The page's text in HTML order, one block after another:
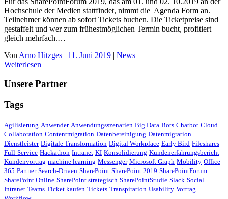
Hochschule der Medien stattfindet, nimmt die Agenda Form an.
Teilnehmer können ab sofort Tickets buchen. Die Ticketpreise sind
gestaffelt und wer zum frühestmöglichen Termin bucht, profitiert
gleich mehrfach.…
Von Arno Hitzges | 11. Juni 2019 | News |
Weiterlesen
Unsere Partner
Tags
Agilisierung Anwender Anwendungsszenarien Big Data Bots Chatbot Cloud
Collaboration Contentmigration Datenbereinigung Datenmigration
Dienstleister Digitale Transformation Digital Workplace Early Bird Fileshares
Full-Service Hackathon Intranet KI Konsolidierung Kundenerfahrungsbericht
Kundenvortrag machine learning Messenger Microsoft Graph Mobility Office
365 Partner Search-Driven SharePoint SharePoint 2019 SharePointForum
SharePoint Online SharePoint strategisch SharePointStudie Slack Social
Intranet Teams Ticket kaufen Tickets Transpiration Usability Vortrag